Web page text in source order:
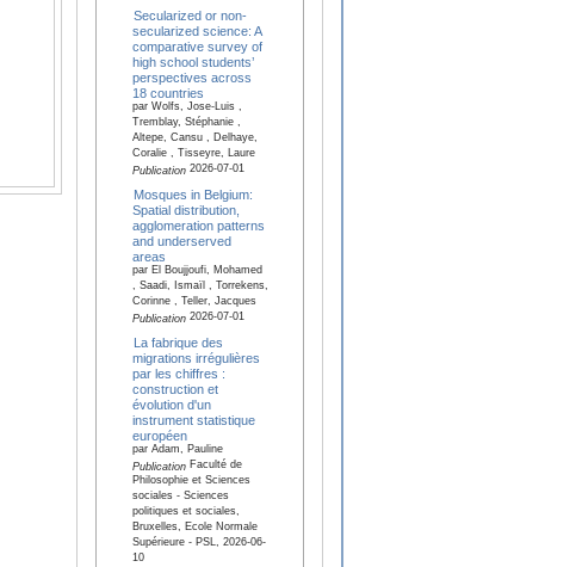
Secularized or non-
secularized science: A
comparative survey of
high school students’
perspectives across
18 countries
par Wolfs, Jose-Luis ,
Tremblay, Stéphanie ,
Altepe, Cansu , Delhaye,
Coralie , Tisseyre, Laure
Publication2026-07-01
Mosques in Belgium:
Spatial distribution,
agglomeration patterns
and underserved
areas
par El Boujjoufi, Mohamed
, Saadi, Ismaïl , Torrekens,
Corinne , Teller, Jacques
Publication2026-07-01
La fabrique des
migrations irrégulières
par les chiffres :
construction et
évolution d'un
instrument statistique
européen
par Adam, Pauline
PublicationFaculté de
Philosophie et Sciences
sociales - Sciences
politiques et sociales,
Bruxelles, Ecole Normale
Supérieure - PSL, 2026-06-
10